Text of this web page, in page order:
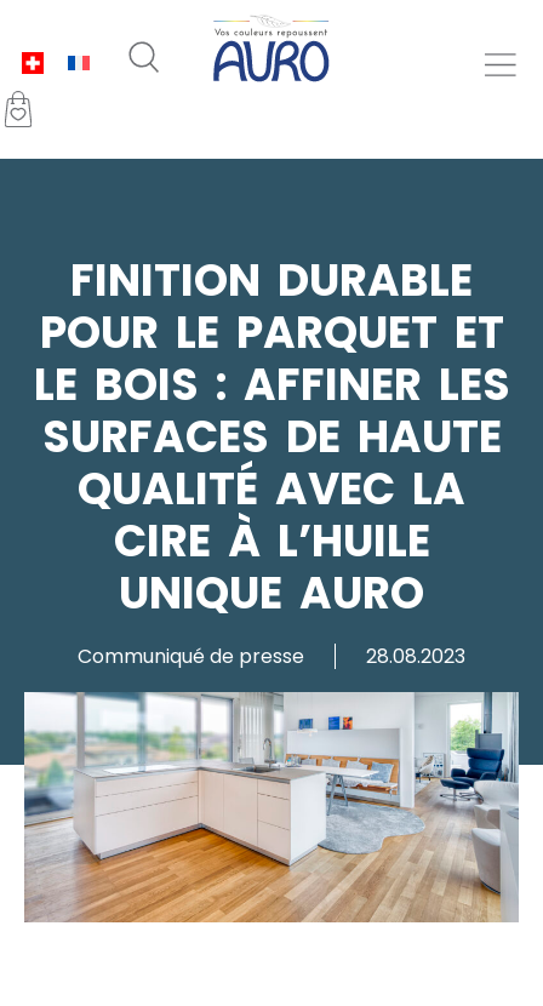
FINITION DURABLE
POUR LE PARQUET ET
LE BOIS : AFFINER LES
SURFACES DE HAUTE
QUALITÉ AVEC LA
CIRE À L’HUILE
UNIQUE AURO
Communiqué de presse 28.08.2023